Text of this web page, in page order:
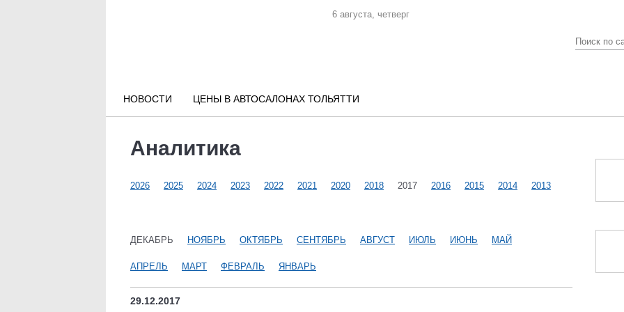
6 августа, четверг
НОВОСТИ ЦЕНЫ В АВТОСАЛОНАХ ТОЛЬЯТТИ
Аналитика
2026 2025 2024 2023 2022 2021 2020 2018 2017 2016 2015 2014 2013
ДЕКАБРЬ НОЯБРЬ ОКТЯБРЬ СЕНТЯБРЬ АВГУСТ ИЮЛЬ ИЮНЬ МАЙ
АПРЕЛЬ МАРТ ФЕВРАЛЬ ЯНВАРЬ
29.12.2017